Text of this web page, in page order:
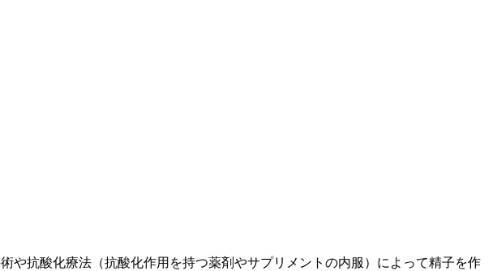
や抗酸化療法（抗酸化作用を持つ薬剤やサプリメントの内服）によって精子を作